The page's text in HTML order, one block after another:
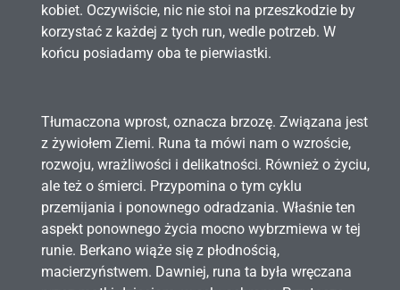
kobiet. Oczywiście, nic nie stoi na przeszkodzie by
korzystać z każdej z tych run, wedle potrzeb. W
końcu posiadamy oba te pierwiastki.
Tłumaczona wprost, oznacza brzozę. Związana jest
z żywiołem Ziemi. Runa ta mówi nam o wzroście,
rozwoju, wrażliwości i delikatności. Również o życiu,
ale też o śmierci. Przypomina o tym cyklu
przemijania i ponownego odradzania. Właśnie ten
aspekt ponownego życia mocno wybrzmiewa w tej
runie. Berkano wiąże się z płodnością,
macierzyństwem. Dawniej, runa ta była wręczana